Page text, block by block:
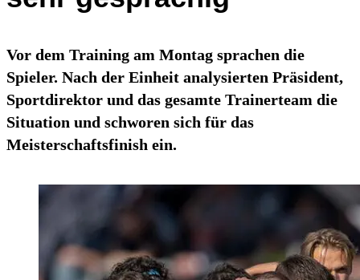
Vor dem Training am Montag sprachen die
Spieler. Nach der Einheit analysierten Präsident,
Sportdirektor und das gesamte Trainerteam die
Situation und schworen sich für das
Meisterschaftsfinish ein.